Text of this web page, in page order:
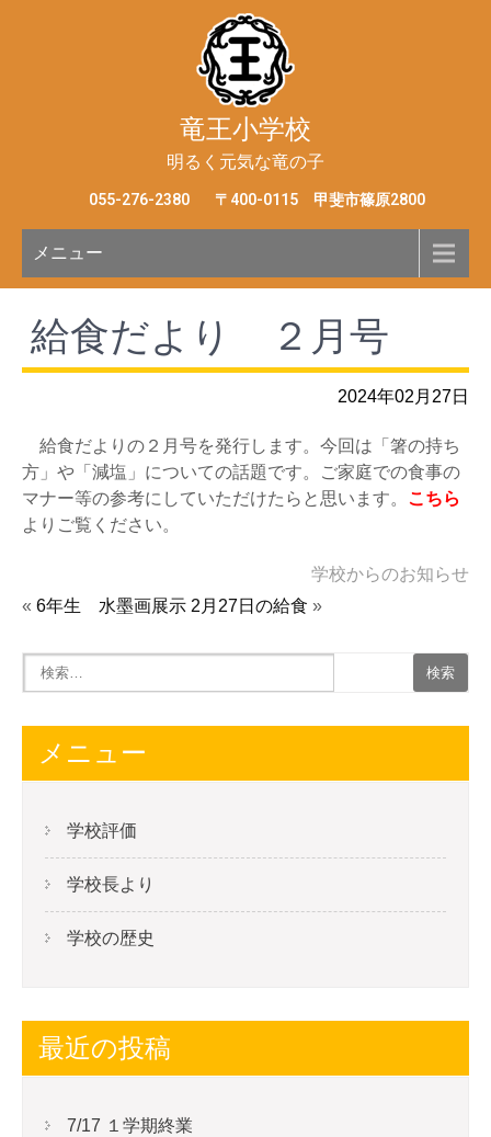
竜王小学校
明るく元気な竜の子
055-276-2380 〒400-0115 甲斐市篠原2800
メニュー
給食だより ２月号
2024年02月27日
給食だよりの２月号を発行します。今回は「箸の持ち
方」や「減塩」についての話題です。ご家庭での食事の
マナー等の参考にしていただけたらと思います。 こちら
よりご覧ください。
学校からのお知らせ
« 6年生 水墨画展示 2月27日の給食 »
メニュー
学校評価
学校長より
学校の歴史
最近の投稿
7/17 １学期終業